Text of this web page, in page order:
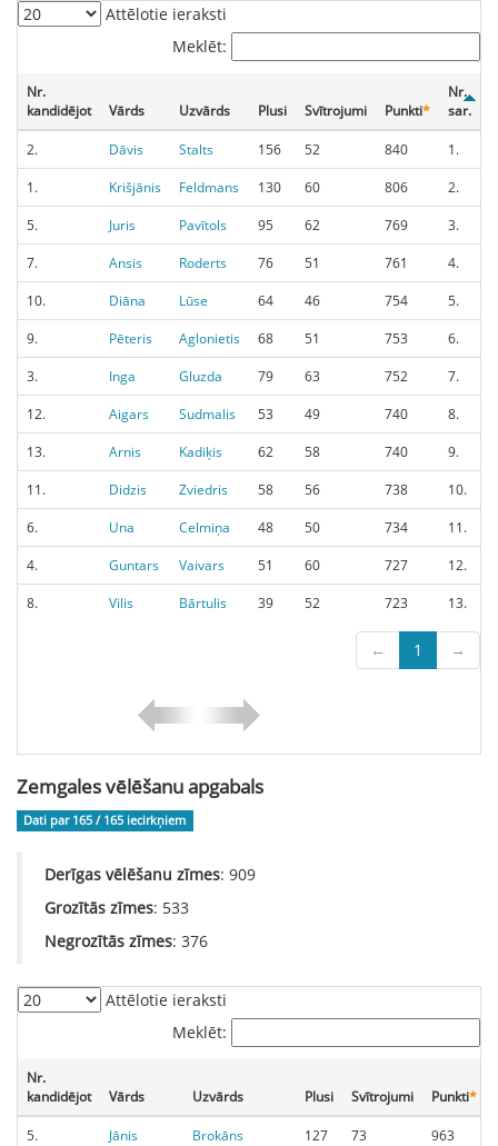
Attēlotie ieraksti
Meklēt:
Nr.
kandidējot
Vārds Uzvārds Plusi Svītrojumi Punkti*
Nr.
sar.
2. Dāvis Stalts 156 52 840
1.
1.
Krišjānis Feldmans 130 60 806
2.
5.
Juris Pavītols 95 62 769
3.
7.
Ansis Roderts 76 51 761
4.
10.
Diāna Lūse 64 46 754
5.
9.
Pēteris Aglonietis 68 51 753
6.
3.
Inga Gluzda 79 63 752
7.
12.
Aigars Sudmalis 53 49 740
8.
13.
Arnis Kadiķis 62 58 740
9.
11.
Didzis Zviedris 58 56 738
10.
6.
Una Celmiņa 48 50 734
11.
4.
Guntars Vaivars 51 60 727
12.
8.
Vilis Bārtulis 39 52 723 13.
← 1 →
Zemgales vēlēšanu apgabals
Dati par 165 / 165 iecirkņiem
Derīgas vēlēšanu zīmes: 909
Grozītās zīmes: 533
Negrozītās zīmes: 376
Attēlotie ieraksti
Meklēt:
Nr.
kandidējot
Vārds Uzvārds Plusi Svītrojumi Punkti*
5. Jānis Brokāns 127 73 963